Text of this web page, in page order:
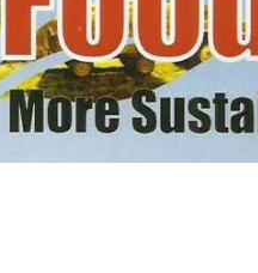
Makanan dengan McCormick,